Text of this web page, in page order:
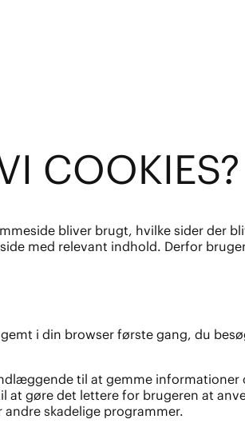
COOKIES?
bliver brugt, hvilke sider der
med relevant indhold. Derfor
i din browser første gang, du
til at gemme
at gøre det lettere for brugeren at
skadelige programmer.